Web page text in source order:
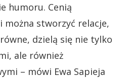
humoru. Cenią
stworzyć relacje,
dzielą się nie tylko
ale również
– mówi Ewa Sapieja